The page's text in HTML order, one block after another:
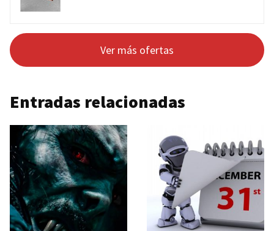
Ver más ofertas
Entradas relacionadas